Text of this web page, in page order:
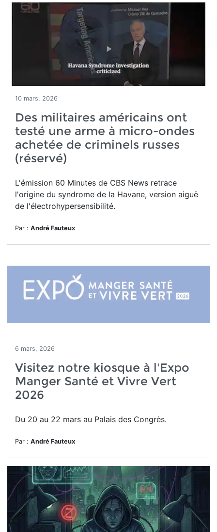
10 mars, 2026
Des militaires américains ont
testé une arme à micro-ondes
achetée de criminels russes
(réservé)
L'émission 60 Minutes de CBS News retrace
l'origine du syndrome de la Havane, version aiguë
de l'électrohypersensibilité.
Par : André Fauteux
6 mars, 2026
Visitez notre kiosque à l'Expo
Manger Santé et Vivre Vert
2026
Du 20 au 22 mars au Palais des Congrès.
Par : André Fauteux